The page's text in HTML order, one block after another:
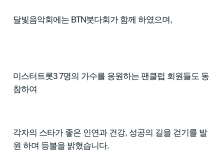
달빛음악회에는 BTN붓다회가 함께 하였으며,
미스터트롯37명의 가수를 응원하는 팬클럽 회원들도 동
참하여
각자의 스타가 좋은 인연과 건강, 성공의 길을 걷기를 발
원 하며 등불을 밝혔습니다.​